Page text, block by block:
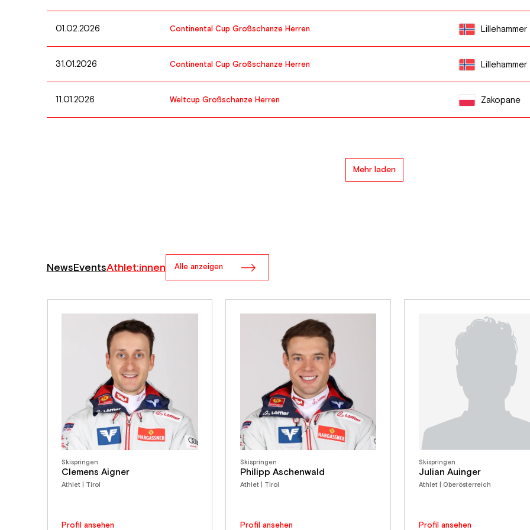
01.02.2026 Continental Cup Großschanze Herren Lillehammer
31.01.2026 Continental Cup Großschanze Herren Lillehammer
11.01.2026 Weltcup Großschanze Herren Zakopane
Mehr laden
NewsEventsAthlet:innen Alle anzeigen
Skispringen
Clemens Aigner
Athlet | Tirol
Profil ansehen
Skispringen
Philipp Aschenwald
Athlet | Tirol
Profil ansehen
Skispringen
Julian Auinger
Athlet | Oberösterreich
Profil ansehen